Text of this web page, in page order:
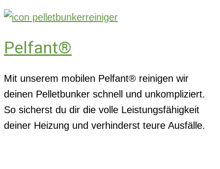
Pelfant®
Mit unserem mobilen Pelfant® reinigen wir
deinen Pelletbunker schnell und unkompliziert.
So sicherst du dir die volle Leistungsfähigkeit
deiner Heizung und verhinderst teure Ausfälle.